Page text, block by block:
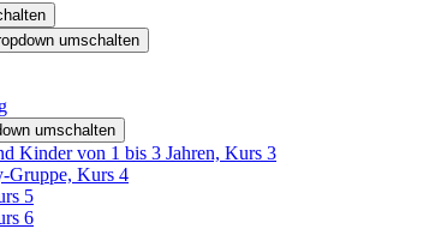
umschalten
umschalten
Kinder von 1 bis 3 Jahren, Kurs 3
Gruppe, Kurs 4
5
6